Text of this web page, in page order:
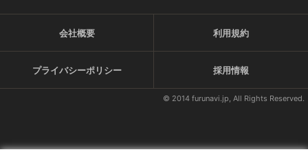
会社概要 利用規約
プライバシーポリシー 採用情報
© 2014 furunavi.jp, All Rights Reserved.